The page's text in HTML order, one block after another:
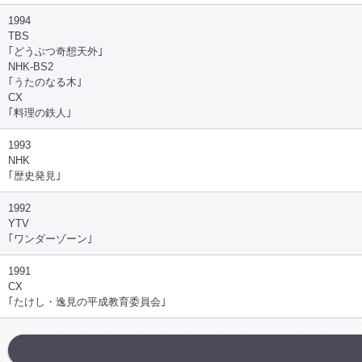
1994
TBS
｢どうぶつ奇想天外｣
NHK-BS2
｢うたのなる木｣
CX
｢料理の鉄人｣
1993
NHK
｢歴史発見｣
1992
YTV
｢ワンダーゾーン｣
1991
CX
｢たけし・逸見の平成教育委員会｣